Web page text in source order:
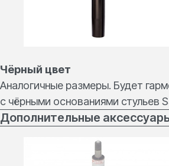
Чёрный цвет
Аналогичные размеры. Будет
с чёрными основаниями стульев
Дополнительные